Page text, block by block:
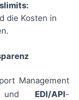
die Kosten in
Management
und EDI/API-